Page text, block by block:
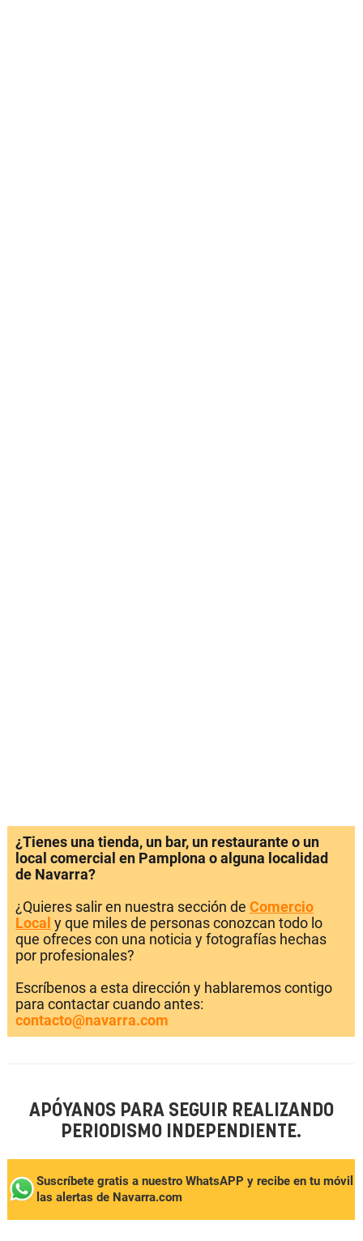
¿Tienes una tienda, un bar, un restaurante o un
local comercial en Pamplona o alguna localidad
de Navarra?
¿Quieres salir en nuestra sección de Comercio
Local y que miles de personas conozcan todo lo
que ofreces con una noticia y fotografías hechas
por profesionales?
Escríbenos a esta dirección y hablaremos contigo
para contactar cuando antes:
contacto@navarra.com
APÓYANOS PARA SEGUIR REALIZANDO
PERIODISMO INDEPENDIENTE.
Suscríbete gratis a nuestro WhatsAPP y recibe en tu móvil
las alertas de Navarra.com